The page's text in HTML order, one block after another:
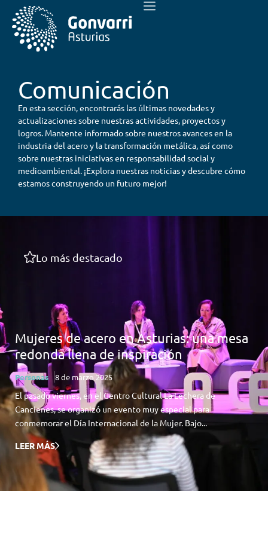
Comunicación
En esta sección, encontrarás las últimas novedades y
actualizaciones sobre nuestras actividades, proyectos y
logros. Mantente informado sobre nuestros avances en la
industria del acero y la transformación metálica, así como
sobre nuestras iniciativas en responsabilidad social y
medioambiental. ¡Explora nuestras noticias y descubre cómo
estamos construyendo un futuro mejor!
Lo más destacado
Mujeres de acero en Asturias: una mesa
redonda llena de inspiración
Personas 8 de marzo 2025
El pasado viernes, en el Centro Cultural La Lechera de
Cancienes, se organizó un evento muy especial para
conmemorar el Día Internacional de la Mujer. Bajo...
LEER MÁS